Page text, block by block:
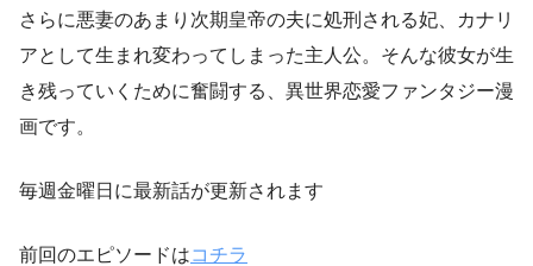
さらに悪妻のあまり次期皇帝の夫に処刑される妃、カナリ
アとして生まれ変わってしまった主人公。そんな彼女が生
き残っていくために奮闘する、異世界恋愛ファンタジー漫
画です。
毎週金曜日に最新話が更新されます
前回のエピソードはコチラ